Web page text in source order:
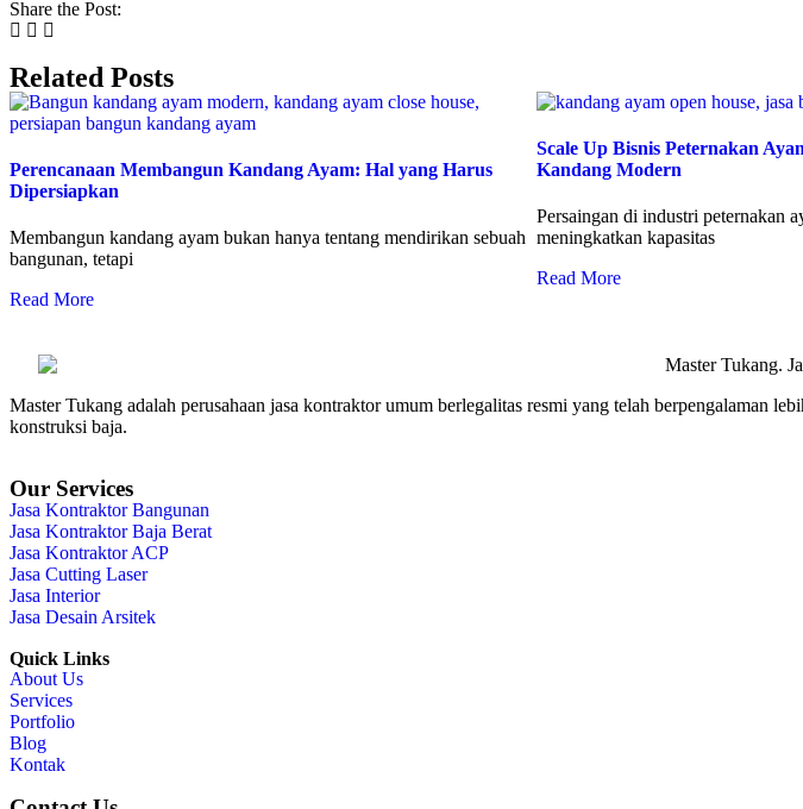
Share the Post:
Related Posts
Perencanaan Membangun Kandang Ayam: Hal yang Harus
Dipersiapkan
Membangun kandang ayam bukan hanya tentang mendirikan sebuah
bangunan, tetapi
Read More
Scale Up Bisnis Peternakan
Kandang Modern
Persaingan di industri peternakan
meningkatkan kapasitas
Read More
Master Tukang adalah perusahaan jasa kontraktor umum berlegalitas resmi yang telah berpengalaman
konstruksi baja.
Our Services
Jasa Kontraktor Bangunan
Jasa Kontraktor Baja Berat
Jasa Kontraktor ACP
Jasa Cutting Laser
Jasa Interior
Jasa Desain Arsitek
Quick Links
About Us
Services
Portfolio
Blog
Kontak